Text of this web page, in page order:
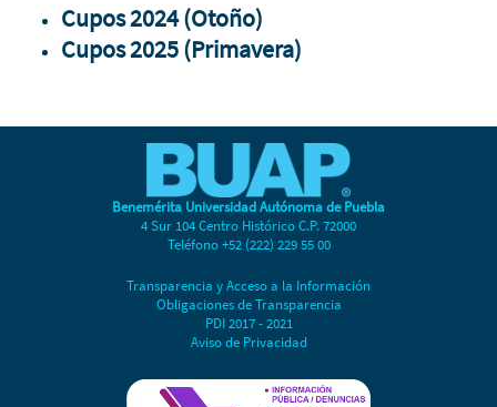
Cupos 2024 (Otoño)
Cupos 2025 (Primavera)
Benemérita Universidad Autónoma de Puebla
4 Sur 104 Centro Histórico C.P. 72000
Teléfono +52 (222) 229 55 00
Transparencia y Acceso a la Información
Obligaciones de Transparencia
PDI 2017 - 2021
Aviso de Privacidad